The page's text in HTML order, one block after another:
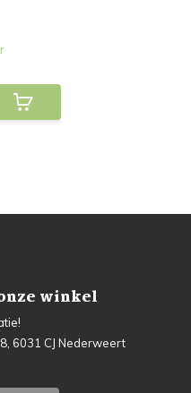
winkel
6031 CJ Nederweert